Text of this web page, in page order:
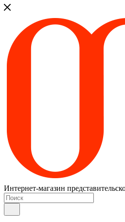
Интернет-магазин